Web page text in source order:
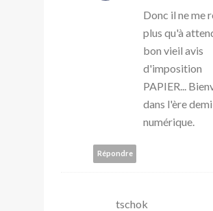
Donc il ne me
plus qu'à
bon vieil avis
d'imposition
PAPIER...
dans l'ère
numérique.
Répondre
tschok